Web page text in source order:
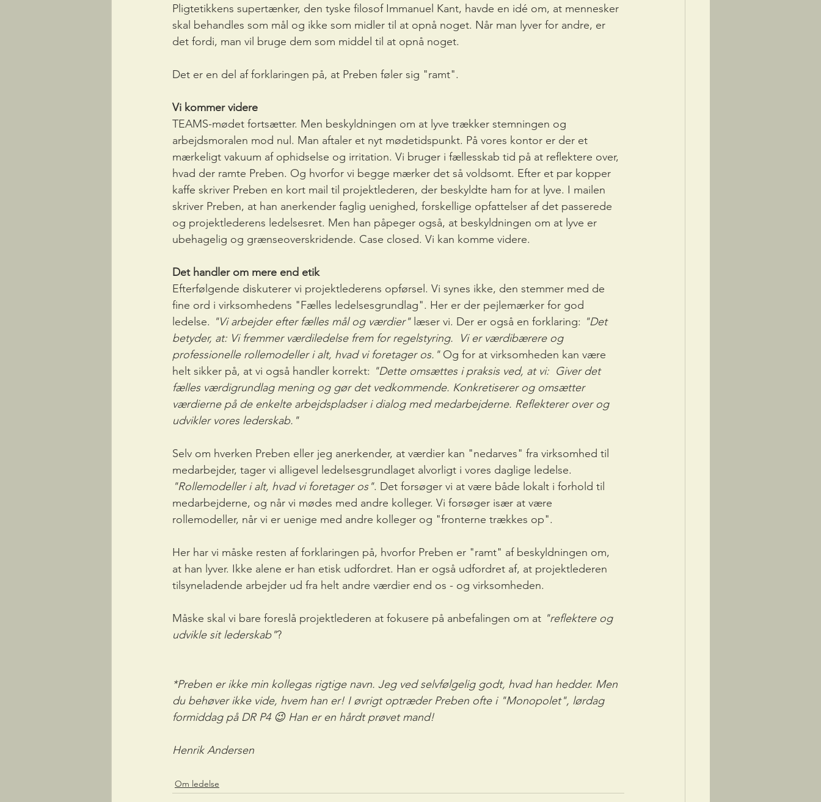
Pligtetikkens supertænker, den tyske filosof Immanuel Kant, havde en idé om, at mennesker
skal behandles som mål og ikke som midler til at opnå noget. Når man lyver for andre, er
det fordi, man vil bruge dem som middel til at opnå noget.
Det er en del af forklaringen på, at Preben føler sig "ramt".
Vi kommer videre
TEAMS-mødet fortsætter. Men beskyldningen om at lyve trækker stemningen og
arbejdsmoralen mod nul. Man aftaler et nyt mødetidspunkt. På vores kontor er der et
mærkeligt vakuum af ophidselse og irritation. Vi bruger i fællesskab tid på at reflektere over,
hvad der ramte Preben. Og hvorfor vi begge mærker det så voldsomt. Efter et par kopper
kaffe skriver Preben en kort mail til projektlederen, der beskyldte ham for at lyve. I mailen
skriver Preben, at han anerkender faglig uenighed, forskellige opfattelser af det passerede
og projektlederens ledelsesret. Men han påpeger også, at beskyldningen om at lyve er
ubehagelig og grænseoverskridende. Case closed. Vi kan komme videre.
Det handler om mere end etik
Efterfølgende diskuterer vi projektlederens opførsel. Vi synes ikke, den stemmer med de
fine ord i virksomhedens "Fælles ledelsesgrundlag". Her er der pejlemærker for god
ledelse. "Vi arbejder efter fælles mål og værdier" læser vi. Der er også en forklaring: "Det
betyder, at: Vi fremmer værdiledelse frem for regelstyring.  Vi er værdibærere og
professionelle rollemodeller i alt, hvad vi foretager os." Og for at virksomheden kan være
helt sikker på, at vi også handler korrekt: "Dette omsættes i praksis ved, at vi:  Giver det
fælles værdigrundlag mening og gør det vedkommende. Konkretiserer og omsætter
værdierne på de enkelte arbejdspladser i dialog med medarbejderne. Reflekterer over og
udvikler vores lederskab."
Selv om hverken Preben eller jeg anerkender, at værdier kan "nedarves" fra virksomhed til
medarbejder, tager vi alligevel ledelsesgrundlaget alvorligt i vores daglige ledelse.
"Rollemodeller i alt, hvad vi foretager os". Det forsøger vi at være både lokalt i forhold til
medarbejderne, og når vi mødes med andre kolleger. Vi forsøger især at være
rollemodeller, når vi er uenige med andre kolleger og "fronterne trækkes op".
Her har vi måske resten af forklaringen på, hvorfor Preben er "ramt" af beskyldningen om,
at han lyver. Ikke alene er han etisk udfordret. Han er også udfordret af, at projektlederen
tilsyneladende arbejder ud fra helt andre værdier end os - og virksomheden.
Måske skal vi bare foreslå projektlederen at fokusere på anbefalingen om at "reflektere og
udvikle sit lederskab"?
*Preben er ikke min kollegas rigtige navn. Jeg ved selvfølgelig godt, hvad han hedder. Men
du behøver ikke vide, hvem han er! I øvrigt optræder Preben ofte i "Monopolet", lørdag
formiddag på DR P4 😉 Han er en hårdt prøvet mand!
Henrik Andersen
Om ledelse